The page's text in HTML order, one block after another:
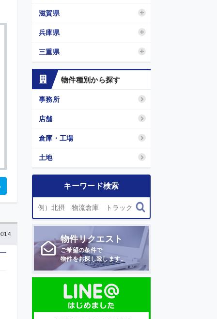
滋賀県
兵庫県
三重県
物件種別から探す
事務所
店舗
倉庫・工場
土地
キーワード検索
物件リクエスト
ご希望の条件で
物件をお探し致します。